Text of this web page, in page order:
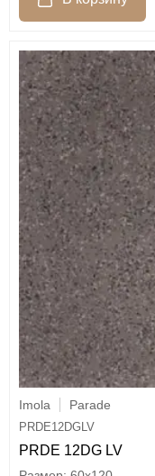
Imola Parade
PRDE12DGLV
PRDE 12DG LV